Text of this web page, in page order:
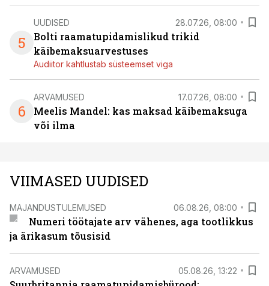
5
UUDISED 28.07.26, 08:00
Bolti raamatupidamislikud trikid
käibemaksuarvestuses
Audiitor kahtlustab süsteemset viga
6
ARVAMUSED 17.07.26, 08:00
Meelis Mandel: kas maksad käibemaksuga
või ilma
VIIMASED UUDISED
MAJANDUSTULEMUSED 06.08.26, 08:00
Numeri töötajate arv vähenes, aga tootlikkus
ja ärikasum tõusisid
ARVAMUSED 05.08.26, 13:22